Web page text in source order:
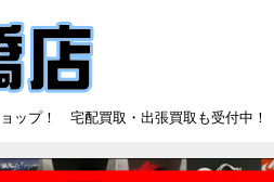
ップ！ 宅配買取・出張買取も受付中！